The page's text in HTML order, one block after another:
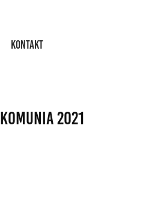
KONTAKT
Komunia 2021